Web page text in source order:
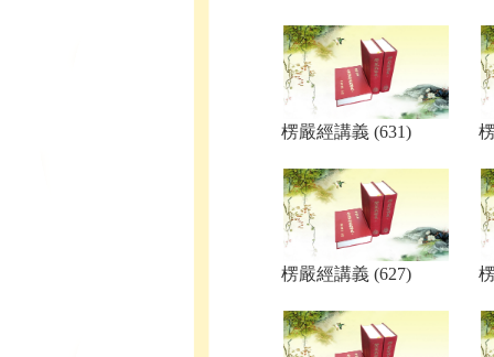
楞嚴經講義 (631)
楞嚴經講義 (627)